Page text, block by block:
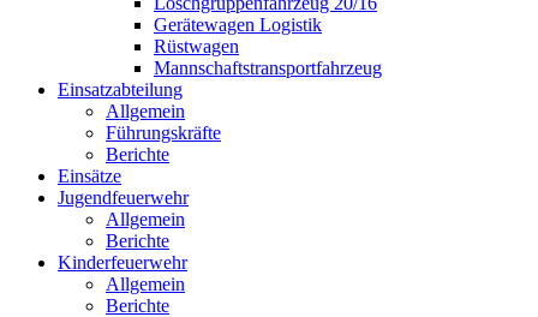
Geräte­wagen Logistik
Rüst­wagen
Mannschafts­transportfahrzeug
Einsatz­abteilung
Allgemein
Führungs­kräfte
Berichte
Einsätze
Jugend­feuerwehr
Allgemein
Berichte
Kinder­feuerwehr
Allgemein
Berichte